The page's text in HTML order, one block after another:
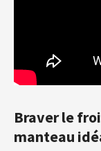
Braver le
manteau